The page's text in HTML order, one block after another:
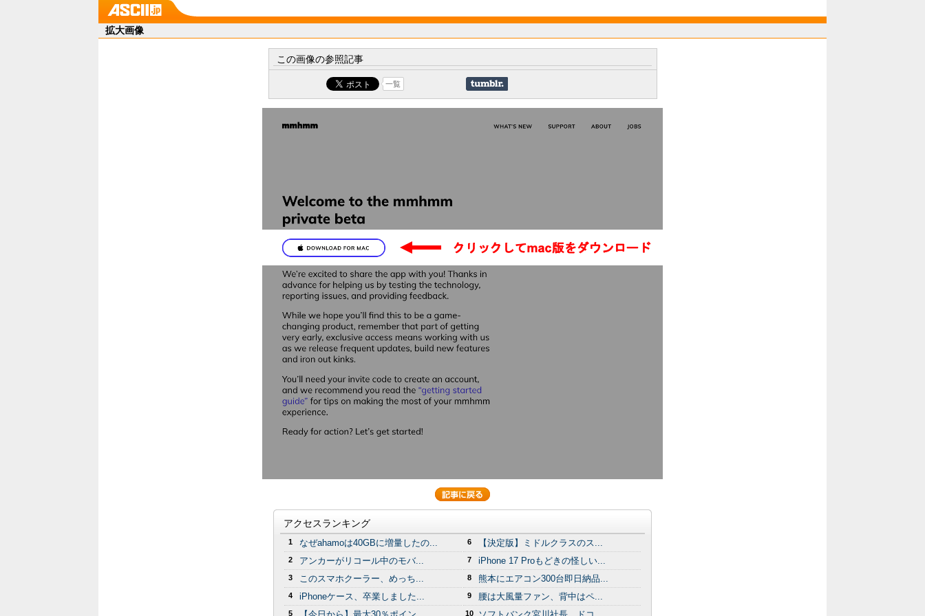
拡大画像
この画像の参照記事
一覧
アクセスランキング
1 なぜahamoは40GBに増量したの...
2 アンカーがリコール中のモバ...
3 このスマホクーラー、めっち...
4 iPhoneケース、卒業しました...
5
6 【決定版】ミドルクラスのス...
7 iPhone 17 Proもどきの怪しい...
8 熊本にエアコン300台即日納品...
9 腰は大風量ファン、背中はペ...
10